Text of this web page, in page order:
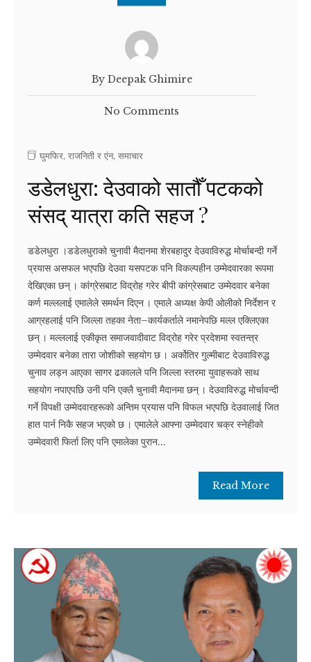
By Deepak Ghimire
No Comments
घुमफिर, राजनिती र एंन, समाचार
डडेलधुरा: देउवाको सातौँ पटकको
संसद् यात्रा कति सहज ?
डडेलधुरा ।डडेलधुराको चुनावी मैदानमा शेरबहादुर देउवाविरुद्ध मोर्चाबन्दी गर्ने
प्रयास असफल भएपछि देउवा यसपटक पनि विकल्पहीन उम्मेदवारका रूपमा
देखिएका छन् । कांग्रेसबाट विद्रोह गरेर बीपी कांग्रेसबाट उम्मेदवार बनेका
कर्ण मल्ललाई एमालेले समर्थन दिएन । एमाले अध्यक्ष केपी ओलीको निर्देशन र
आग्रहलाई पनि जिल्ला तहका नेता–कार्यकर्ताले नमानेपछि मल्ल एक्लिएका
छन् । मल्ललाई एकीकृत समाजवादीवाट विद्रोह गरेर प्रदेशमा स्वतन्त्र
उम्मेदवार बनेका तारा जोशीको सहयोग छ । अर्कोतिर गुल्मीबाट देउवाविरुद्ध
चुनाव लड्न आएका सागर ढकालले पनि जिल्ला स्तरमा युवाहरूको साथ
सहयोग नपाएपछि उनी पनि एक्लै चुनावी मैदानमा छन् । देउवाविरुद्ध मोर्चावन्दी
गर्ने विपक्षी उम्मेदवारहरूको अन्तिम प्रयास पनि विफल भएपछि देउवालाई जित
हात पार्न निकै सहज भएको छ । एमालेले आफ्ना उम्मेदवार चक्र स्नेहीको
उम्मेदवारी फिर्ता लिए पनि एमालेका पुरान...
Read More